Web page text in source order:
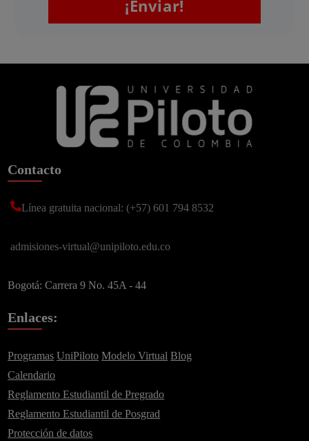
Contacto
Línea gratuita nacional: (+57) 601 794 8532
admisiones-virtual@unipiloto.edu.co
Bogotá: Carrera 9 No. 45A - 44
Enlaces:
Programas UniPiloto Modelo Virtual Blog
Calendario
Reglamento Estudiantil de Pregrado
Reglamento Estudiantil de Posgrad
Protección de datos